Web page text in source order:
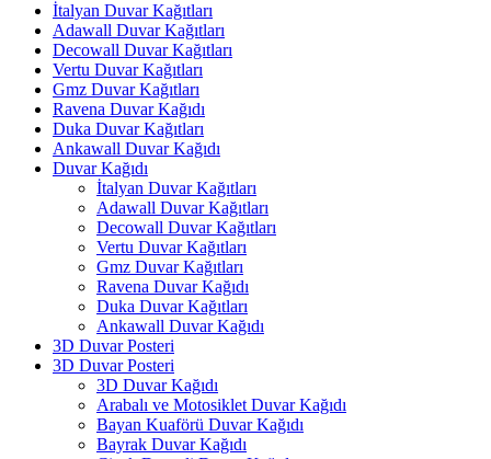
İtalyan Duvar Kağıtları
Adawall Duvar Kağıtları
Decowall Duvar Kağıtları
Vertu Duvar Kağıtları
Gmz Duvar Kağıtları
Ravena Duvar Kağıdı
Duka Duvar Kağıtları
Ankawall Duvar Kağıdı
Duvar Kağıdı
İtalyan Duvar Kağıtları
Adawall Duvar Kağıtları
Decowall Duvar Kağıtları
Vertu Duvar Kağıtları
Gmz Duvar Kağıtları
Ravena Duvar Kağıdı
Duka Duvar Kağıtları
Ankawall Duvar Kağıdı
3D Duvar Posteri
3D Duvar Posteri
3D Duvar Kağıdı
Arabalı ve Motosiklet Duvar Kağıdı
Bayan Kuaförü Duvar Kağıdı
Bayrak Duvar Kağıdı